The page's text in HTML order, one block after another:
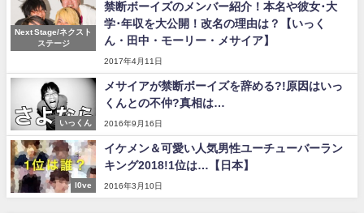
Next Stage/ネクスト
ステージ
禁断ボーイズのメンバー紹介！本名や彼女･大
学･年収を大公開！改名の理由は？【いっく
ん・田中・モーリー・メサイア】
2017年4月11日
いっくん
メサイアが禁断ボーイズを辞める?!原因はいっ
くんとの不仲?真相は…
2016年9月16日
l0ve
イケメン＆可愛い人気男性ユーチューバーラン
キング2018!1位は…【日本】
2016年3月10日